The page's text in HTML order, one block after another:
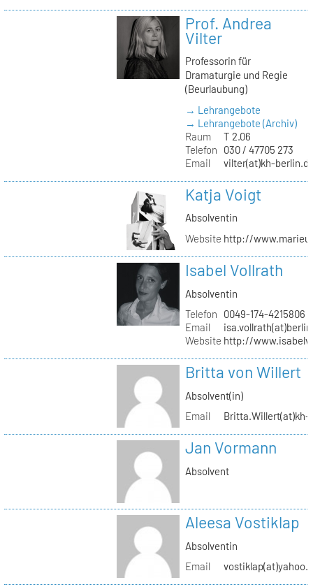
Prof. Andrea
Vilter
Professorin für
Dramaturgie und Regie
(Beurlaubung)
→ Lehrangebote
→ Lehrangebote (Archiv)
Raum
T 2.06
Telefon
030 / 47705 273
Email
vilter(at)kh-
Katja Voigt
Absolventin
Website http://
Isabel Vollrath
Absolventin
Telefon
0049-174-4215806
Email
Website http://
Britta von Willert
Absolvent(in)
Email
Britta.Willert(at)kh-
Jan Vormann
Absolvent
Aleesa Vostiklap
Absolventin
Email